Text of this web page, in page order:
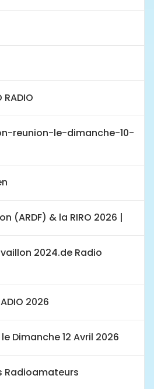
RADIO
reunion-le-dimanche-10-
(ARDF) & la RIRO 2026 |
2024.de Radio
2026
Dimanche 12 Avril 2026
Radioamateurs